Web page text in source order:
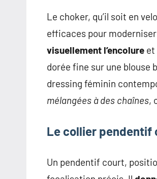
Le choker, qu’il soit en
efficaces pour
visuellement l’encolure et
dorée fine sur une blouse
dressing féminin
mélangées à des chaînes,
Le collier pendentif
Un pendentif court,